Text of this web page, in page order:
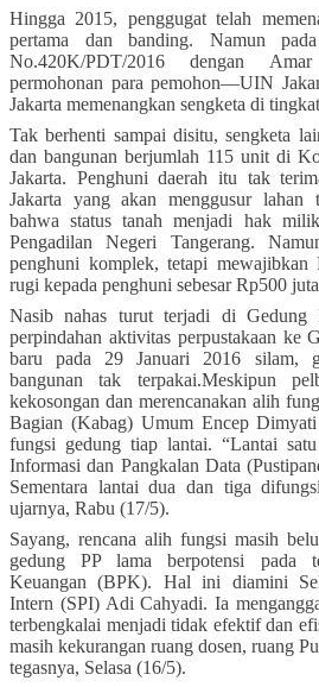
Hingga 2015, penggugat telah
pertama dan banding. Namun
No.420K/PDT/2016 dengan
permohonan para pemohon—UIN
Jakarta memenangkan sengketa di
Tak berhenti sampai disitu, sengketa
dan bangunan berjumlah 115 unit di
Jakarta. Penghuni daerah itu tak
Jakarta yang akan menggusur lahan
bahwa status tanah menjadi hak
Pengadilan Negeri Tangerang.
penghuni komplek, tetapi mewajibkan
rugi kepada penghuni sebesar Rp500
Nasibnahas turut terjadi di Gedung
perpindahan aktivitas perpustakaan ke
baru pada 29 Januari 2016 silam,
bangunan tak terpakai.Meskipun
kekosongan dan merencanakan alih
Bagian (Kabag) Umum Encep Dimyati
fungsi gedung tiap lantai. “Lantai
Informasi dan Pangkalan Data
Sementara lantai dua dan tiga
ujarnya, Rabu (17/5).
Sayang, rencana alih fungsi masih
gedung PP lama berpotensi pada
Keuangan (BPK). Hal ini diamini
Intern (SPI) Adi Cahyadi. Ia
terbengkalai menjadi tidak efektif dan
masih kekurangan ruang dosen, ruang
tegasnya, Selasa (16/5).